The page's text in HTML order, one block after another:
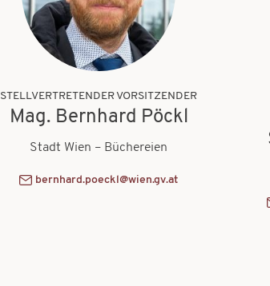
STELLVERTRETENDER VORSITZENDER
Mag. Bernhard Pöckl
Stadt Wien – Büchereien
bernhard.poeckl@wien.gv.at